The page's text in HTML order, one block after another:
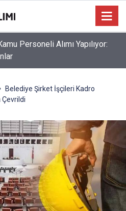
Personeli Alımı Yapılıyor:
Belediye Şirket İşçileri Kadro
Çevrildi